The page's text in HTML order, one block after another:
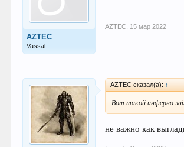
AZTEC
Vassal
AZTEC 15 мар 2022
AZTEC сказал(а): ↑
Вот такой инферно
не важно как